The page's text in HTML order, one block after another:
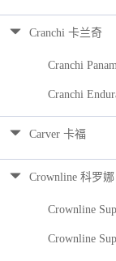
Cranchi 卡兰奇
Cranchi
Cranchi
Carver 卡福
Crownline 科罗娜
Crownline
Crownline